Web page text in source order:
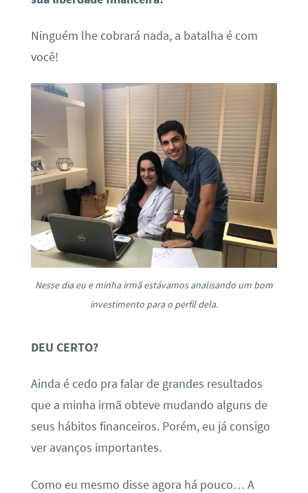
Ninguém lhe cobrará nada, a batalha é com
você!
Nesse dia eu e minha irmã estávamos analisando um bom
investimento para o perfil dela.
DEU CERTO?
Ainda é cedo pra falar de grandes resultados
que a minha irmã obteve mudando alguns de
seus hábitos financeiros. Porém, eu já consigo
ver avanços importantes.
Como eu mesmo disse agora há pouco… A